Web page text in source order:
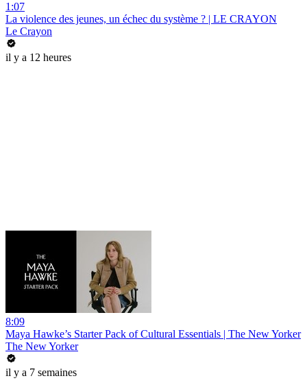
1:07
La violence des jeunes, un échec du système ? | LE CRAYON
Le Crayon
il y a 12 heures
8:09
Maya Hawke’s Starter Pack of Cultural Essentials | The New Yorker
The New Yorker
il y a 7 semaines